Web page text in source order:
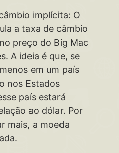
implícita: O
a taxa de câmbio
preço do Big Mac
A ideia é que, se
em um país
nos Estados
país estará
ao dólar. Por
mais, a moeda